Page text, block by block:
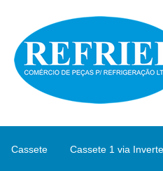
Cassete Cassete 1 via